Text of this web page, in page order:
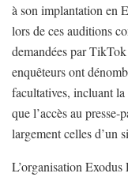
à son implantation en
lors de ces auditions
demandées par
enquêteurs ont
facultatives, incluant la
que l’accès au presse-
largement celles d’un
L’organisation